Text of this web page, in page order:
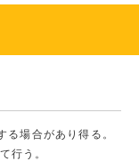
場合があり得る。
行う。